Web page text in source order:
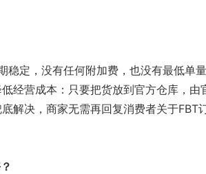
稳定，没有任何附加费，也没有最低单量
经营成本：只要把货放到官方仓库，由
解决，商家无需再回复消费者关于FBT